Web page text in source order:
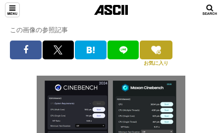
この画像の参照記事
お気に入り